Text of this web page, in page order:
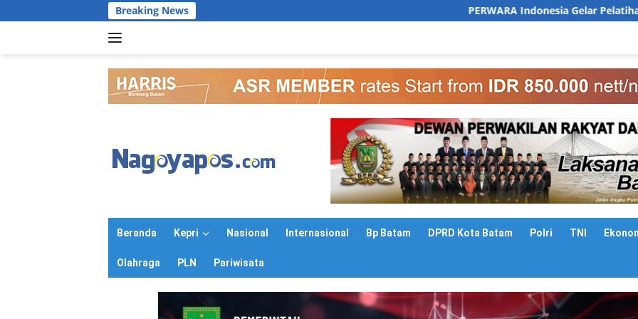
ke
Breaking News PERWARA Indonesia Gelar Pelatihan Public Speaking
Beranda Kepri Nasional Internasional Bp Batam DPRD Kota Batam Polri TNI
Olahraga PLN Pariwisata